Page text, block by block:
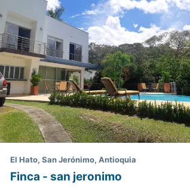
El Hato, San Jerónimo, Antioquia
Finca - san jeronimo